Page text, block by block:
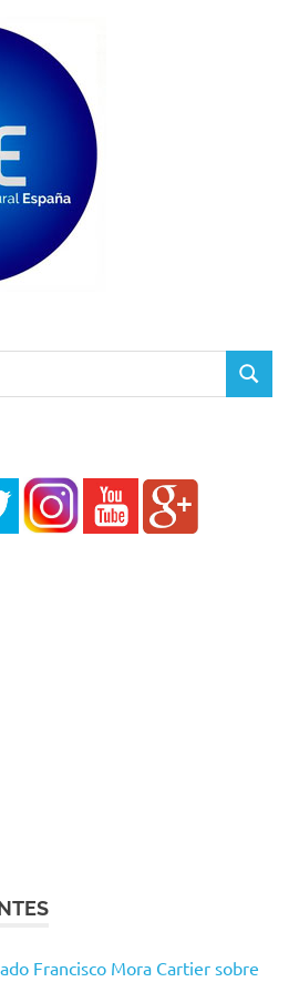
BUSCAR
Francisco Mora Cartier sobre